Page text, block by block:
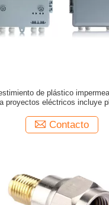
de plástico
proyectos eléctricos incluye
Contacto